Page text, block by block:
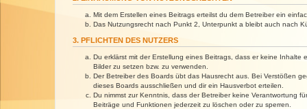
Mit dem Erstellen eines Beitrags erteilst du dem Betreiber ein
Das Nutzungsrecht nach Punkt 2, Unterpunkt a bleibt auch nach
3. PFLICHTEN DES NUTZERS
Du erklärst mit der Erstellung eines Beitrags, dass er keine
Bilder zu setzen bzw. zu verwenden.
Der Betreiber des Boards übt das Hausrecht aus. Bei Verstößen
dieses Boards ausschließen und dir ein Hausverbot erteilen.
Du nimmst zur Kenntnis, dass der Betreiber keine Verantwortung
Beiträge und Funktionen jederzeit zu löschen oder zu sperren.